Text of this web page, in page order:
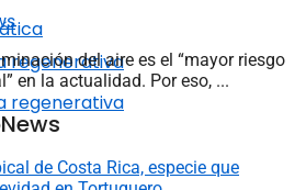
regenerativa
regenerativa
del aire es el “mayor riesgo
en la actualidad. Por eso, ...